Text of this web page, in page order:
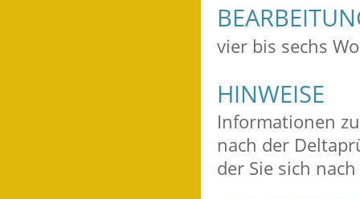
vier bis sechs
HINWEISE
Informationen
nach der
der Sie sich